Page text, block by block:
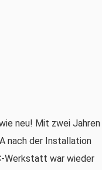
neu! Mit zwei Jahren
nach der Installation
Werkstatt war wieder